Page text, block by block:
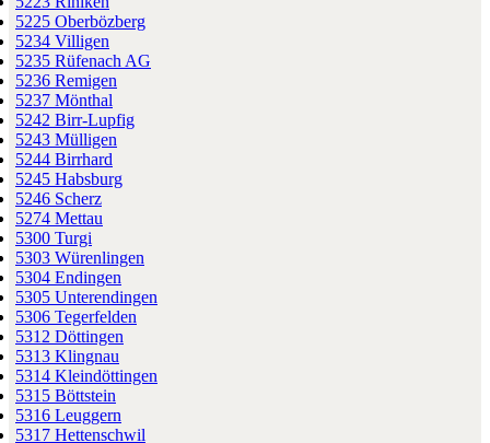
5225 Oberbözberg
5234 Villigen
5235 Rüfenach AG
5236 Remigen
5237 Mönthal
5242 Birr-Lupfig
5243 Mülligen
5244 Birrhard
5245 Habsburg
5246 Scherz
5274 Mettau
5300 Turgi
5303 Würenlingen
5304 Endingen
5305 Unterendingen
5306 Tegerfelden
5312 Döttingen
5313 Klingnau
5314 Kleindöttingen
5315 Böttstein
5316 Leuggern
5317 Hettenschwil